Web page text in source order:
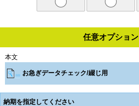
任意オプション
本文
お急ぎデータチェック/綴じ用
納期を指定してください